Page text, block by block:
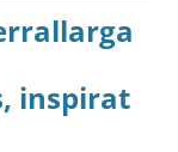
inspirat